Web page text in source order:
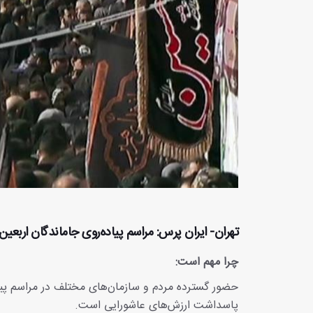
تهران- ایران پرس: مراسم پیاده‌روی جاماندگان
چرا مهم است:
حضور گسترده مردم و سازمان‌های مختلف در مراسم
پاسداشت ارزش‌های عاشورایی است.